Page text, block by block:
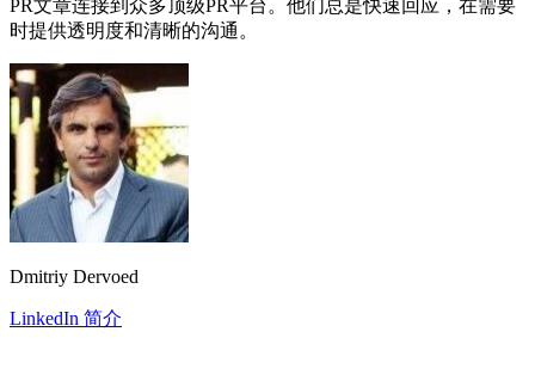
PR文章连接到众多顶级PR平台。他们总是快速回应，在需要
时提供透明度和清晰的沟通。
Dmitriy Dervoed
LinkedIn 简介